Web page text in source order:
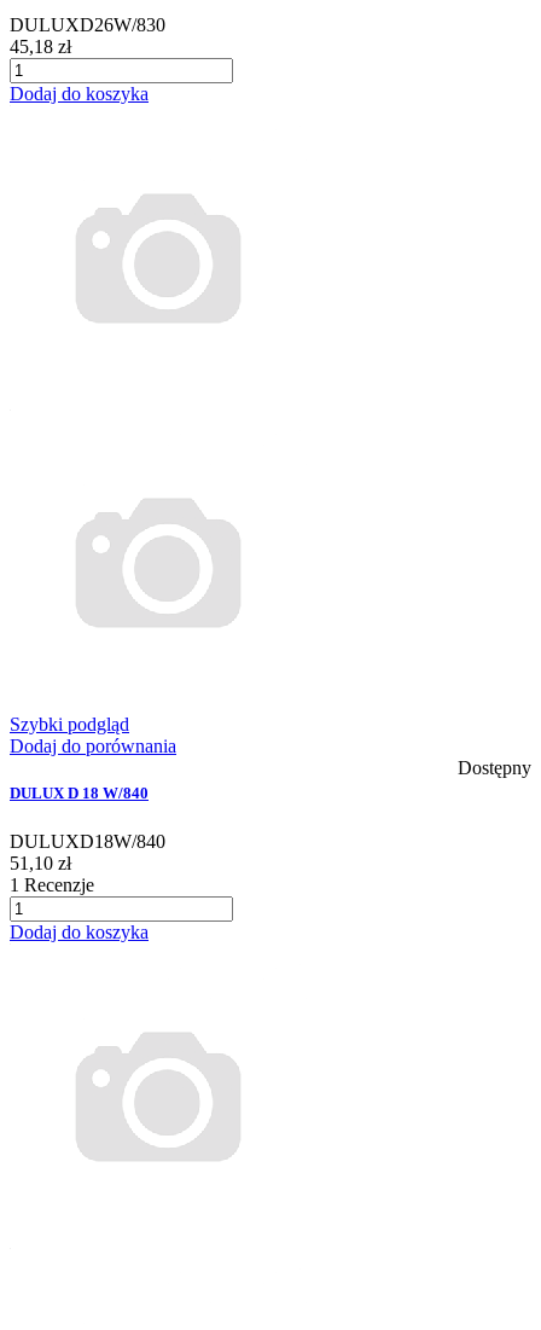
DULUXD26W/830
45,18 zł
Dodaj do koszyka
Szybki podgląd
Dodaj do porównania
Dostępny
DULUX D 18 W/840
DULUXD18W/840
51,10 zł
1 Recenzje
Dodaj do koszyka